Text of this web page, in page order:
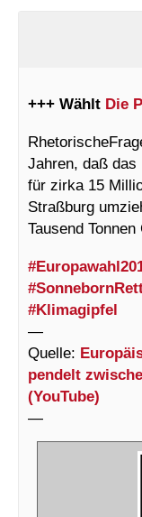
+++ Wählt Die
Jahren, daß das
für zirka 15
Straßburg
Tausend
#Klimagipfel
—
Quelle:
pendelt
(YouTube)
—